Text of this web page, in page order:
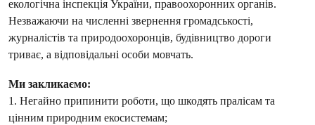
екологічна інспекція України, правоохоронних органів.
Незважаючи на численні звернення громадськості,
журналістів та природоохоронців, будівництво дороги
триває, а відповідальні особи мовчать.
Ми закликаємо:
1. Негайно припинити роботи, що шкодять пралісам та
цінним природним екосистемам;